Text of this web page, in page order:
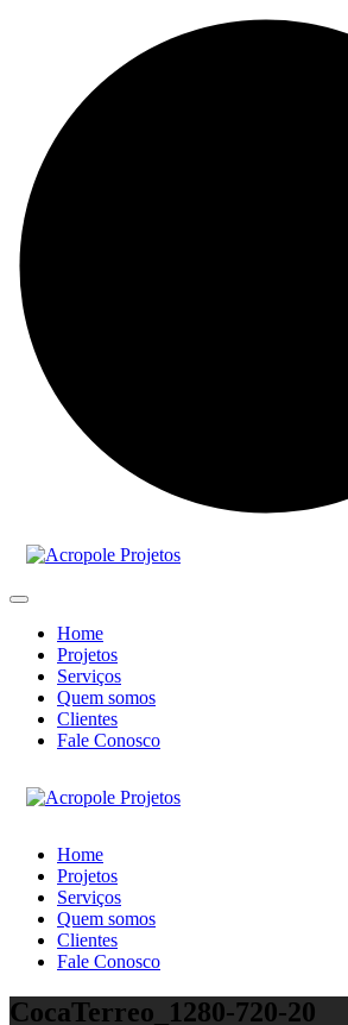
Home
Projetos
Serviços
Quem somos
Clientes
Fale Conosco
Home
Projetos
Serviços
Quem somos
Clientes
Fale Conosco
CocaTerreo_1280-720-20